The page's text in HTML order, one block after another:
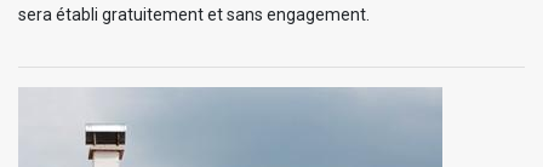
sera établi gratuitement et sans engagement.